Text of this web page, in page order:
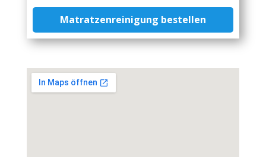
Matratzenreinigung bestellen